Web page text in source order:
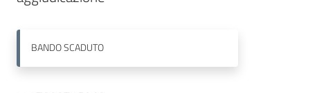
BANDOSCADUTO